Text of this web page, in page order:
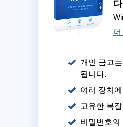
더
개인 금고
됩니다.
여러 장치
고유한 복
비밀번호의